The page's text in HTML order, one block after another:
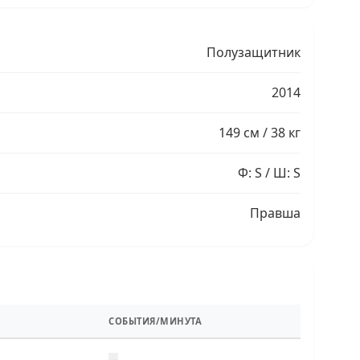
Полузащитник
2014
149 см / 38 кг
Ф: S / Ш: S
Правша
СОБЫТИЯ/МИНУТА